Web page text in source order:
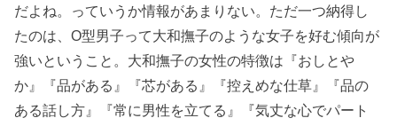
だよね。っていうか情報があまりない。ただ一つ納得し
たのは、O型男子って大和撫子のような女子を好む傾向が
強いということ。大和撫子の女性の特徴は『おしとや
か』『品がある』『芯がある』『控えめな仕草』『品の
ある話し方』『常に男性を立てる』『気丈な心でパート